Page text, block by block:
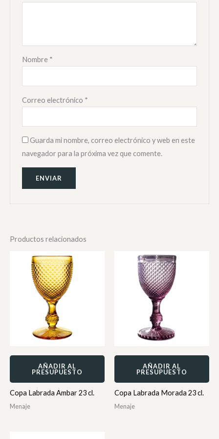
Nombre *
Correo electrónico *
Guarda mi nombre, correo electrónico y web en este
navegador para la próxima vez que comente.
Productos relacionados
AÑADIR AL
PRESUPUESTO
Copa Labrada Ambar 23 cl.
Menaje
AÑADIR AL
PRESUPUESTO
Copa Labrada Morada 23 cl.
Menaje